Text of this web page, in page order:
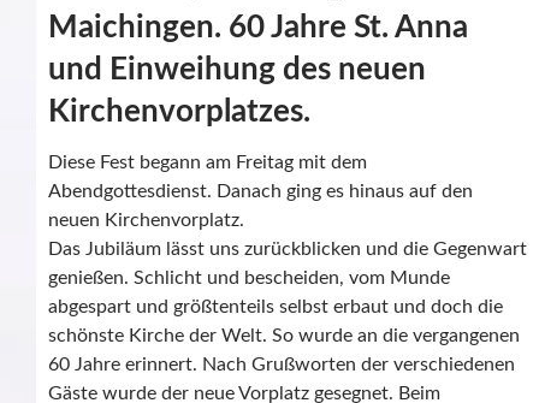
Maichingen. 60 Jahre St. Anna
und Einweihung des neuen
Kirchenvorplatzes.
Diese Fest begann am Freitag mit dem
Abendgottesdienst. Danach ging es hinaus auf den
neuen Kirchenvorplatz.
Das Jubiläum lässt uns zurückblicken und die Gegenwart
genießen. Schlicht und bescheiden, vom Munde
abgespart und größtenteils selbst erbaut und doch die
schönste Kirche der Welt. So wurde an die vergangenen
60 Jahre erinnert. Nach Grußworten der verschiedenen
Gäste wurde der neue Vorplatz gesegnet. Beim